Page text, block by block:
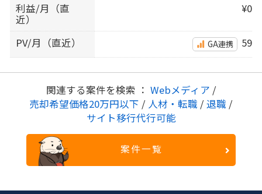
利益/月（直
近）
¥0
PV/月（直近） GA連携 59
関連する案件を検索 ： Webメディア /
売却希望価格20万円以下 / 人材・転職 / 退職 /
サイト移行代行可能
案件一覧